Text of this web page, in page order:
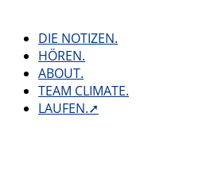
contentDIE NOTIZEN.
HÖREN.
ABOUT.
TEAM CLIMATE.
LAUFEN.➚